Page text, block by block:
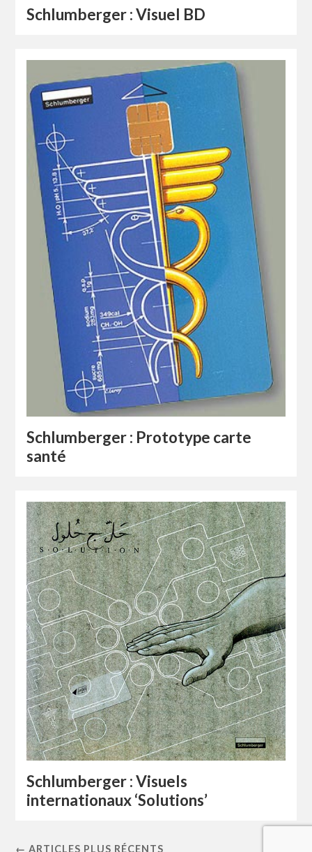
Schlumberger : Visuel BD
Schlumberger : Prototype carte
santé
Schlumberger : Visuels
internationaux ‘Solutions’
← ARTICLES PLUS RÉCENTS